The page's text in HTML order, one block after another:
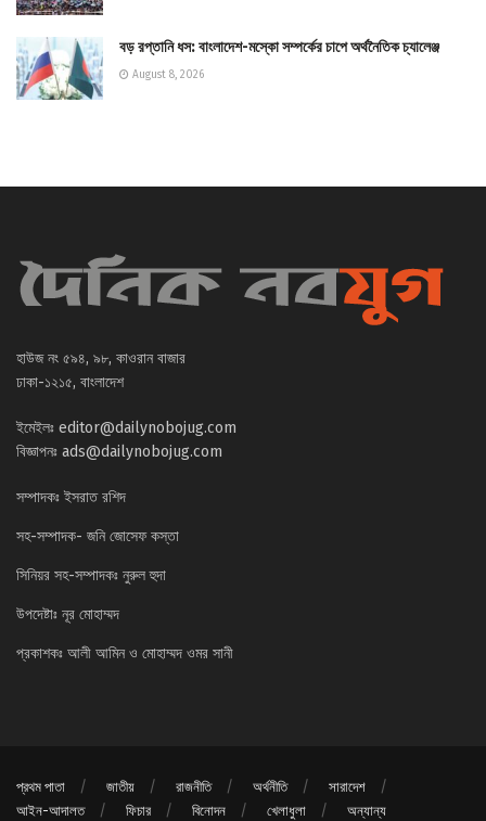
বড় রপ্তানি ধস: বাংলাদেশ-মস্কো সম্পর্কের চাপে অর্থনৈতিক চ্যালেঞ্জ
August 8, 2026
হাউজ নং ৫৯৪, ৯৮, কাওরান বাজার
ঢাকা-১২১৫, বাংলাদেশ
ইমেইলঃ editor@dailynobojug.com
বিজ্ঞাপনঃ ads@dailynobojug.com
সম্পাদকঃ ইসরাত রশিদ
সহ-সম্পাদক- জনি জোসেফ কস্তা
সিনিয়র সহ-সম্পাদকঃ নুরুল হুদা
উপদেষ্টাঃ নূর মোহাম্মদ
প্রকাশকঃ আলী আমিন ও মোহাম্মদ ওমর সানী
প্রথম পাতা জাতীয় রাজনীতি অর্থনীতি
সারাদেশ
আইন-আদালত
ফিচার বিনোদন খেলাধুলা অন্যান্য